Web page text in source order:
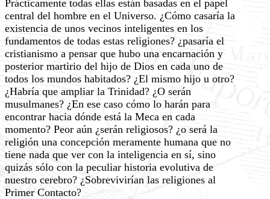
Prácticamente todas ellas están basadas en el papel
central del hombre en el Universo. ¿Cómo casaría la
existencia de unos vecinos inteligentes en los
fundamentos de todas estas religiones? ¿pasaría el
cristianismo a pensar que hubo una encarnación y
posterior martirio del hijo de Dios en cada uno de
todos los mundos habitados? ¿El mismo hijo u otro?
¿Habría que ampliar la Trinidad? ¿O serán
musulmanes? ¿En ese caso cómo lo harán para
encontrar hacia dónde está la Meca en cada
momento? Peor aún ¿serán religiosos? ¿o será la
religión una concepción meramente humana que no
tiene nada que ver con la inteligencia en sí, sino
quizás sólo con la peculiar historia evolutiva de
nuestro cerebro? ¿Sobrevivirían las religiones al
Primer Contacto?